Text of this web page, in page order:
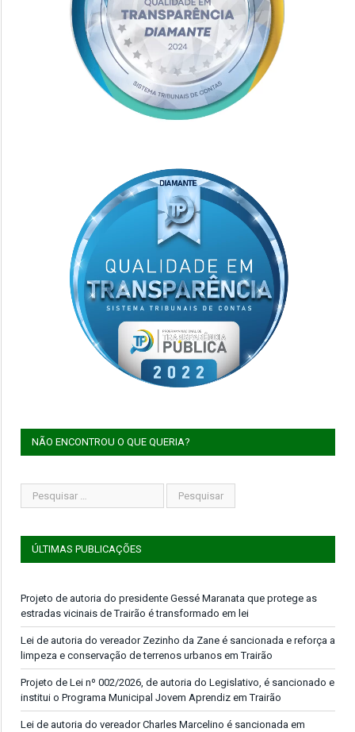
NÃO ENCONTROU O QUE QUERIA?
ÚLTIMAS PUBLICAÇÕES
Projeto de autoria do presidente Gessé Maranata que protege as
estradas vicinais de Trairão é transformado em lei
Lei de autoria do vereador Zezinho da Zane é sancionada e reforça a
limpeza e conservação de terrenos urbanos em Trairão
Projeto de Lei nº 002/2026, de autoria do Legislativo, é sancionado e
institui o Programa Municipal Jovem Aprendiz em Trairão
Lei de autoria do vereador Charles Marcelino é sancionada em